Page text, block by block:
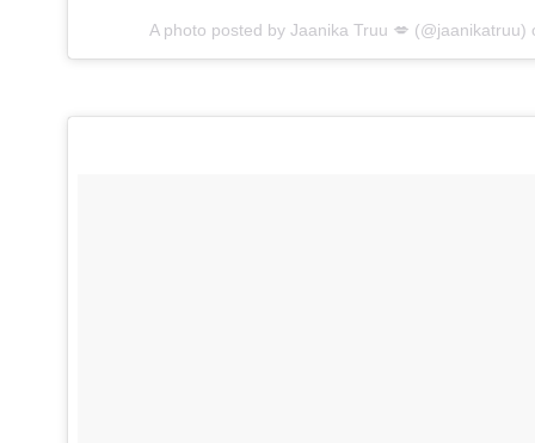
A photo posted by Jaanika Truu 💋 (@jaanikatruu)